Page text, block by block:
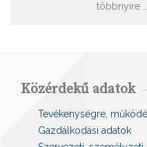
többnyire
Közérdekű adatok
Tevékenységre,
Gazdálkodási adatok